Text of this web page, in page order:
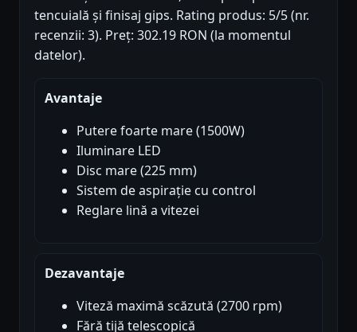
tencuială și finisaj gips. Rating produs: 5/5 (nr.
recenzii: 3). Preț: 302.19 RON (la momentul
datelor).
Avantaje
Putere foarte mare (1500W)
Iluminare LED
Disc mare (225 mm)
Sistem de aspirație cu control
Reglare lină a vitezei
Dezavantaje
Viteză maximă scăzută (2700 rpm)
Fără tijă telescopică